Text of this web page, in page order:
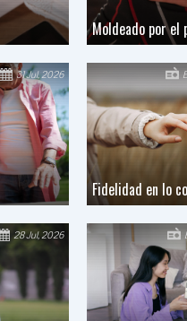
Moldeado por el
31 Jul, 2026
Fidelidad en lo
28 Jul, 2026